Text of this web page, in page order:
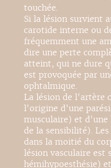
touchée.
Si la lésion survient
carotide interne ou
fréquemment une
dire une perte
atteint, qui ne dure
est provoquée par
ophtalmique.
La lésion de l'artère
l'origine d'une
musculaire) et
de la sensibilité).
dans la moitié du
lésion vasculaire est
hémihypoesthésie)